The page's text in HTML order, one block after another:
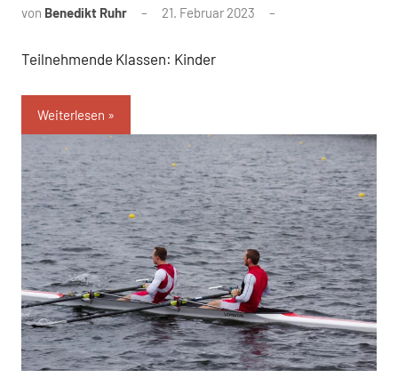
von Benedikt Ruhr 21. Februar 2023
Teilnehmende Klassen: Kinder
Weiterlesen